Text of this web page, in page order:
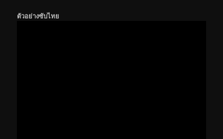
ตัวอย่างซับไทย